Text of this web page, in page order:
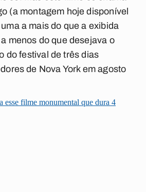
(a montagem hoje disponível
a mais do que a exibida
menos do que desejava o
do festival de três dias
de Nova York em agosto